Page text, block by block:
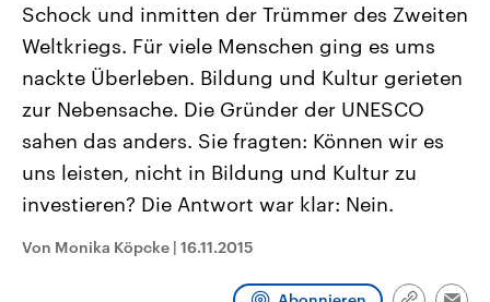
Landtagswahl Sachsen-Anhalt
2026
Alle Informationen
Sachsen-Anhalt wählt am 6.
September 2026 einen neuen
Landtag. Seit 2021 wird das
Bundesland von einer Koalition aus
Umfragen, Prognosen,
und Hintergründe zu den Parteien
Wahl.
Aktuelle Beiträge,
Hintergründe
Wirtschaftlich und
gehören die Vereinigten
den mächtigsten Ländern
mit großem Einfluss auf
Sendungen Programm Podcasts
Schock und inmitten der Trümmer des Zweiten
Weltkriegs. Für viele Menschen ging es ums
nackte Überleben. Bildung und Kultur gerieten
zur Nebensache. Die Gründer der UNESCO
sahen das anders. Sie fragten: Können wir es
uns leisten, nicht in Bildung und Kultur zu
investieren? Die Antwort war klar: Nein.
Von Monika Köpcke | 16.11.2015